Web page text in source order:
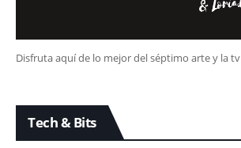
Disfruta aquí de lo mejor del séptimo arte y la tv
Tech & Bits